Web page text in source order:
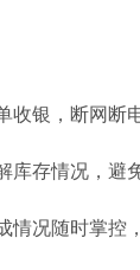
收银，断网断
库存情况，避
情况随时掌控